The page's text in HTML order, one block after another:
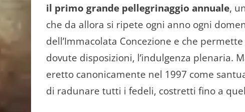
il primo grande pellegrinaggio annuale,
che da allora si ripete ogni anno ogni
dell’Immacolata Concezione e che
dovute disposizioni, l’indulgenza plenaria.
eretto canonicamente nel 1997 come
di radunare tutti i fedeli, costretti fino a